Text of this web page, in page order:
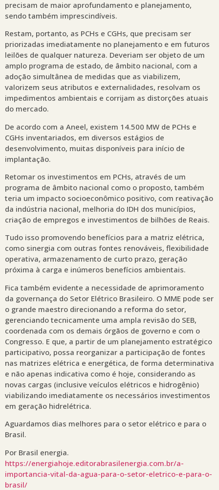
precisam de maior aprofundamento e planejamento,
sendo também imprescindíveis.
Restam, portanto, as PCHs e CGHs, que precisam ser
priorizadas imediatamente no planejamento e em futuros
leilões de qualquer natureza. Deveriam ser objeto de um
amplo programa de estado, de âmbito nacional, com a
adoção simultânea de medidas que as viabilizem,
valorizem seus atributos e externalidades, resolvam os
impedimentos ambientais e corrijam as distorções atuais
do mercado.
De acordo com a Aneel, existem 14.500 MW de PCHs e
CGHs inventariados, em diversos estágios de
desenvolvimento, muitas disponíveis para início de
implantação.
Retomar os investimentos em PCHs, através de um
programa de âmbito nacional como o proposto, também
teria um impacto socioeconômico positivo, com reativação
da indústria nacional, melhoria do IDH dos municípios,
criação de empregos e investimentos de bilhões de Reais.
Tudo isso promovendo benefícios para a matriz elétrica,
como sinergia com outras fontes renováveis, flexibilidade
operativa, armazenamento de curto prazo, geração
próxima à carga e inúmeros benefícios ambientais.
Fica também evidente a necessidade de aprimoramento
da governança do Setor Elétrico Brasileiro. O MME pode ser
o grande maestro direcionando a reforma do setor,
gerenciando tecnicamente uma ampla revisão do SEB,
coordenada com os demais órgãos de governo e com o
Congresso. E que, a partir de um planejamento estratégico
participativo, possa reorganizar a participação de fontes
nas matrizes elétrica e energética, de forma determinativa
e não apenas indicativa como é hoje, considerando as
novas cargas (inclusive veículos elétricos e hidrogênio)
viabilizando imediatamente os necessários investimentos
em geração hidrelétrica.
Aguardamos dias melhores para o setor elétrico e para o
Brasil.
Por Brasil energia.
https://energiahoje.editorabrasilenergia.com.br/a-
importancia-vital-da-agua-para-o-setor-eletrico-e-para-o-
brasil/